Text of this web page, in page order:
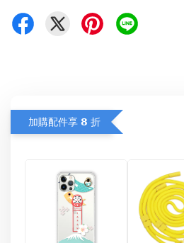
加購配件享 𝟴 折